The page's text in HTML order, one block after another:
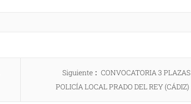
Siguiente
Entrada
siguiente:
CONVOCATORIA 3 PLAZAS
POLICÍA LOCAL PRADO DEL REY (CÁDIZ)